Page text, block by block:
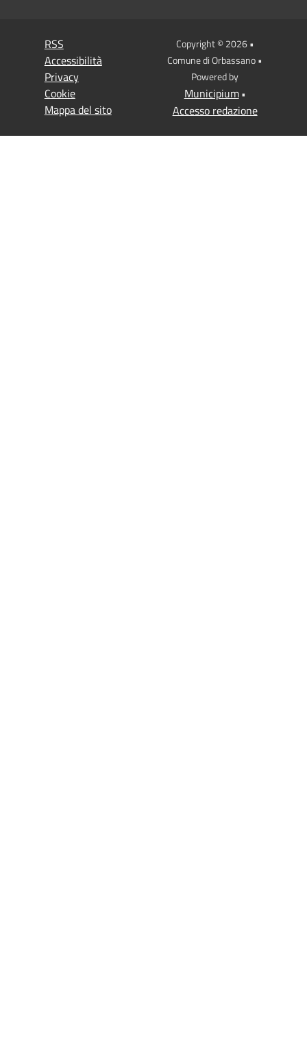
RSS
Accessibilità
Privacy
Cookie
Mappa del sito
Copyright © 2026 •
Comune di Orbassano •
Powered by
Municipium•
Accesso redazione